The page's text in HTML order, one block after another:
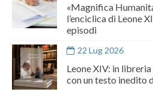
«Magnifica
l’enciclica di Leone
episodi
22 Lug 2026
Leone XIV: in
con un testo inedito